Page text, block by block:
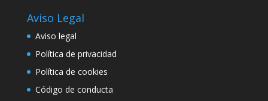
Aviso Legal
Aviso legal
Política de privacidad
Política de cookies
Código de conducta
Marketing
Al compartir tus
comportamiento
mientras visitas
nuestro sitio,
aumentas la